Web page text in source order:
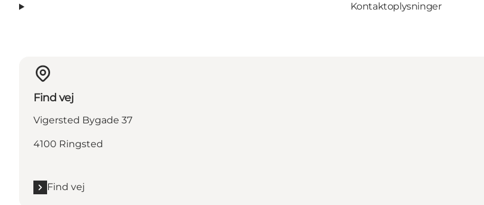
Kontaktoplysninger
Find vej
Vigersted Bygade 37
4100 Ringsted
Find vej